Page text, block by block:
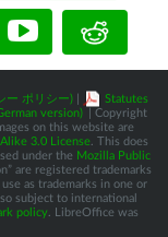
ー ポリシー)
Statutes
version)
| Copyright
on this website are
3.0 License. This does
under the Mozilla Public
are registered trademarks
as trademarks in one or
subject to international
policy. LibreOffice was